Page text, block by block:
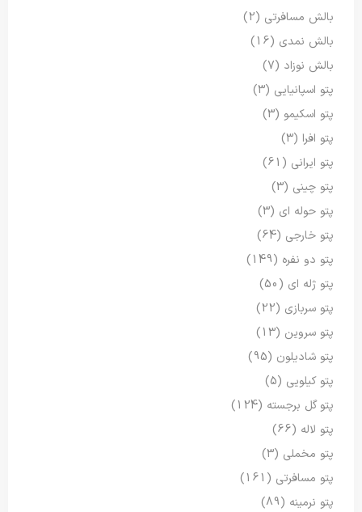
بالش مسافرتی (2)
بالش نمدی (16)
بالش نوزاد (7)
پتو اسپانیایی (3)
پتو اسکیمو (3)
پتو افرا (3)
پتو ایرانی (61)
پتو چینی (3)
پتو حوله ای (3)
پتو خارجی (64)
پتو دو نفره (149)
پتو ژله ای (50)
پتو سربازی (22)
پتو سروین (13)
پتو شادیلون (95)
پتو کیلویی (5)
پتو گل برجسته (124)
پتو لاله (66)
پتو مخملی (3)
پتو مسافرتی (161)
پتو نرمینه (89)